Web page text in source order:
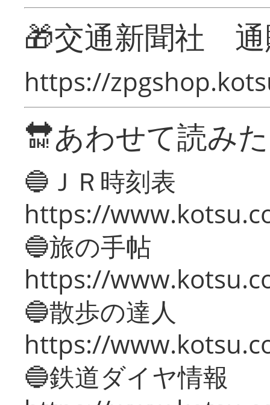
🎁交通新聞社
https://
🔛あわせて読み
🔵ＪＲ時刻表
https://
🔵旅の手帖
https://
🔵散歩の達人
https://
🔵鉄道ダイヤ情報